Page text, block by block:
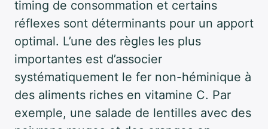
timing de consommation et certains
réflexes sont déterminants pour un apport
optimal. L’une des règles les plus
importantes est d’associer
systématiquement le fer non-héminique à
des aliments riches en vitamine C. Par
exemple, une salade de lentilles avec des